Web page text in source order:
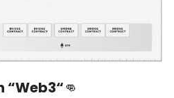
“Web3“👊